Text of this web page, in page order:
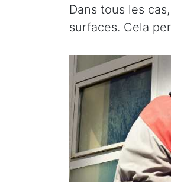
Dans tous les
surfaces. Cela